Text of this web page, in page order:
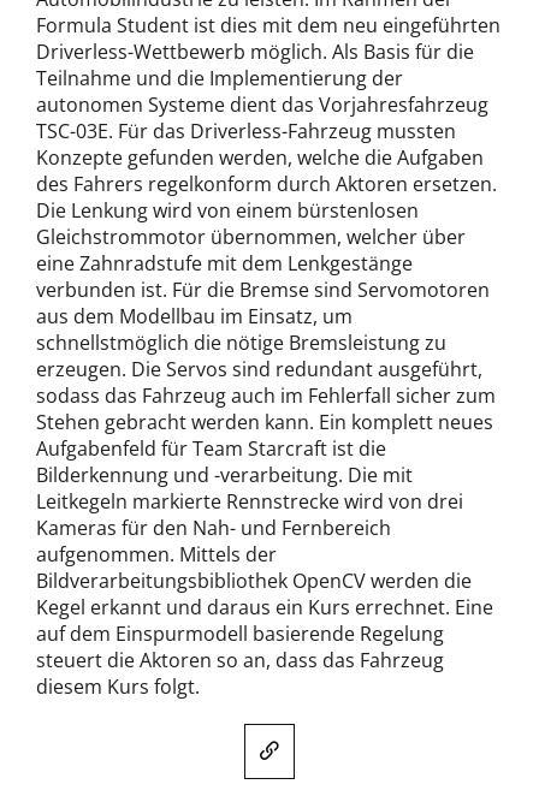
Formula Student ist dies mit dem neu eingeführten
Driverless-Wettbewerb möglich. Als Basis für die
Teilnahme und die Implementierung der
autonomen Systeme dient das Vorjahresfahrzeug
TSC-03E. Für das Driverless-Fahrzeug mussten
Konzepte gefunden werden, welche die Aufgaben
des Fahrers regelkonform durch Aktoren ersetzen.
Die Lenkung wird von einem bürstenlosen
Gleichstrommotor übernommen, welcher über
eine Zahnradstufe mit dem Lenkgestänge
verbunden ist. Für die Bremse sind Servomotoren
aus dem Modellbau im Einsatz, um
schnellstmöglich die nötige Bremsleistung zu
erzeugen. Die Servos sind redundant ausgeführt,
sodass das Fahrzeug auch im Fehlerfall sicher zum
Stehen gebracht werden kann. Ein komplett neues
Aufgabenfeld für Team Starcraft ist die
Bilderkennung und -verarbeitung. Die mit
Leitkegeln markierte Rennstrecke wird von drei
Kameras für den Nah- und Fernbereich
aufgenommen. Mittels der
Bildverarbeitungsbibliothek OpenCV werden die
Kegel erkannt und daraus ein Kurs errechnet. Eine
auf dem Einspurmodell basierende Regelung
steuert die Aktoren so an, dass das Fahrzeug
diesem Kurs folgt.